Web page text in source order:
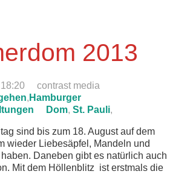
2013
18:20
contrast media
, Hamburger
Dom, St. Pauli,
sind bis zum 18. August auf dem
wieder Liebesäpfel, Mandeln und
Daneben gibt es natürlich auch
Mit dem Höllenblitz ist erstmals die